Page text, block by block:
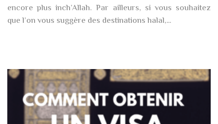
encore plus inch’Allah. Par ailleurs, si vous souhaitez
que l’on vous suggère des destinations halal,…